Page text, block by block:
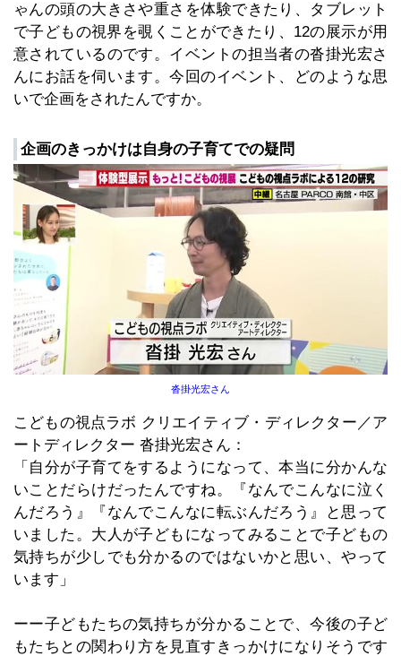
ゃんの頭の大きさや重さを体験できたり、タブレット
で子どもの視界を覗くことができたり、12の展示が用
意されているのです。イベントの担当者の沓掛光宏さ
んにお話を伺います。今回のイベント、どのような思
いで企画をされたんですか。
企画のきっかけは自身の子育てでの疑問
沓掛光宏さん
こどもの視点ラボ クリエイティブ・ディレクター／ア
ートディレクター 沓掛光宏さん：
「自分が子育てをするようになって、本当に分かんな
いことだらけだったんですね。『なんでこんなに泣く
んだろう』『なんでこんなに転ぶんだろう』と思って
いました。大人が子どもになってみることで子どもの
気持ちが少しでも分かるのではないかと思い、やって
います」
ーー子どもたちの気持ちが分かることで、今後の子ど
もたちとの関わり方を見直すきっかけになりそうです